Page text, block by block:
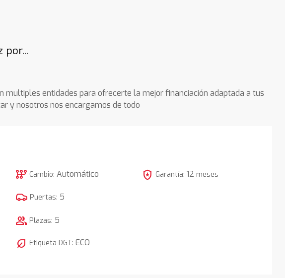
por...
multiples entidades para ofrecerte la mejor financiación adaptada a tus
y nosotros nos encargamos de todo
auto_transmission Cambio:Automático
Puertas: 5
group Plazas: 5
nest_eco_leaf Etiqueta DGT:ECO
local_police Garantía: 12 meses